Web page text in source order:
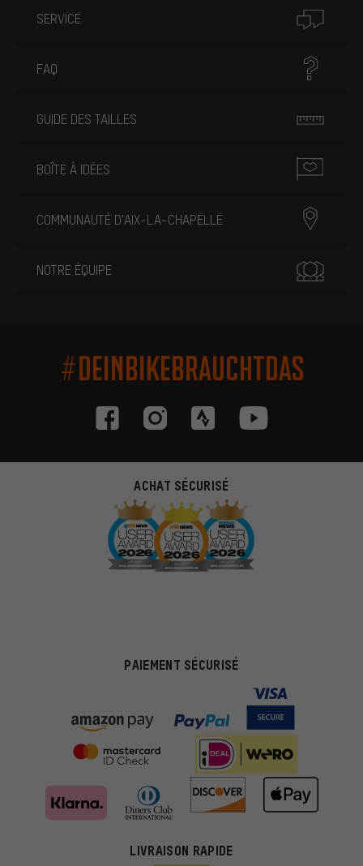
SERVICE
FAQ
GUIDE DES TAILLES
BOÎTE À IDÉES
COMMUNAUTÉ D'AIX-LA-CHAPELLE
NOTRE ÉQUIPE
#DEINBIKEBRAUCHTDAS
ACHAT SÉCURISÉ
PAIEMENT SÉCURISÉ
LIVRAISON RAPIDE